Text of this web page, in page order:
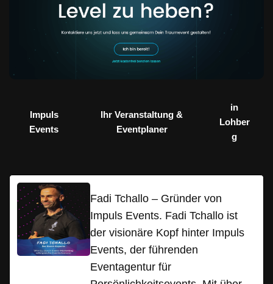
Impuls
Events
Ihr Veranstaltung &
Eventplaner
in
Lohber
g
Fadi Tchallo – Gründer von
Impuls Events. Fadi Tchallo ist
der visionäre Kopf hinter Impuls
Events, der führenden
Eventagentur für